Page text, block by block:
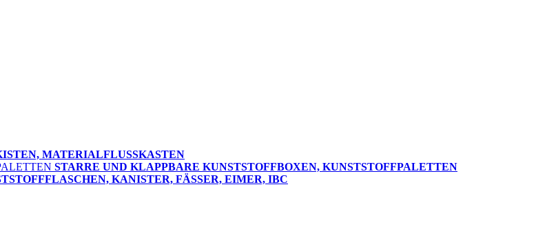
MATERIALFLUSSKASTEN
STARRE UND KLAPPBARE KUNSTSTOFFBOXEN, KUNSTSTOFFPALETTEN
KANISTER, FÄSSER, EIMER, IBC